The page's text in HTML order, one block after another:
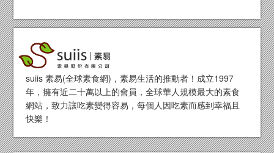
suiis 素易(全球素食網)，素易生活的推動者！成立1997
年，擁有近二十萬以上的會員，全球華人規模最大的素食
網站，致力讓吃素變得容易，每個人因吃素而感到幸福且
快樂！